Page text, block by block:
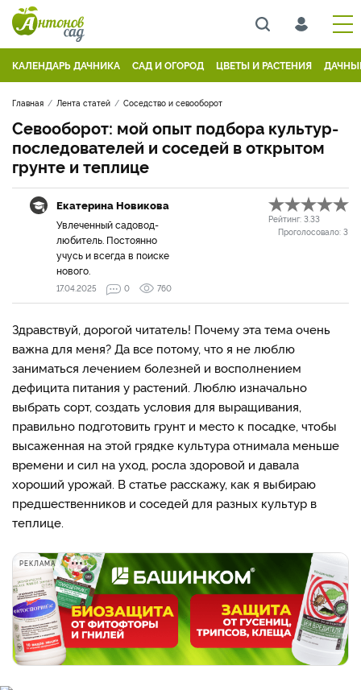
КАЛЕНДАРЬ ДАЧНИКА САД И ОГОРОД ЦВЕТЫ И РАСТЕНИЯ
Главная Лента статей Соседство и севооборот
Севооборот: мой опыт подбора культур-
последователей и соседей в открытом
грунте и теплице
Екатерина Новикова
Увлеченный садовод-
любитель. Постоянно
учусь и всегда в поиске
нового.
Рейтинг: 3.33
Проголосовало: 3
17.04.2025 0 760
Здравствуй, дорогой читатель! Почему эта тема очень
важна для меня? Да все потому, что я не люблю
заниматься лечением болезней и восполнением
дефицита питания у растений. Люблю изначально
выбрать сорт, создать условия для выращивания,
правильно подготовить грунт и место к посадке, чтобы
высаженная на этой грядке культура отнимала меньше
времени и сил на уход, росла здоровой и давала
хороший урожай. В статье расскажу, как я выбираю
предшественников и соседей для разных культур в
теплице.
РЕКЛАМА